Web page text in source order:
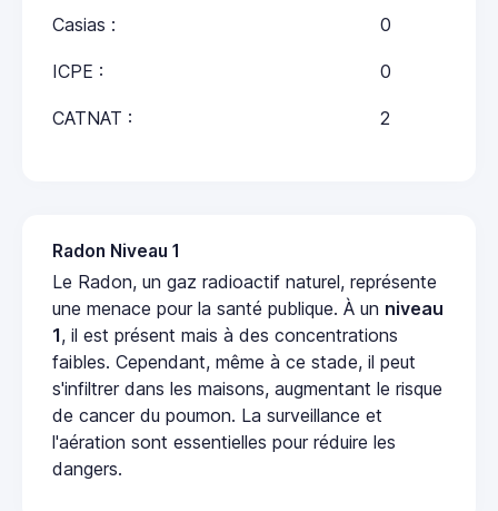
Casias : 0
ICPE : 0
CATNAT : 2
Radon Niveau 1
Le Radon, un gaz radioactif naturel, représente
une menace pour la santé publique. À un niveau
1, il est présent mais à des concentrations
faibles. Cependant, même à ce stade, il peut
s'infiltrer dans les maisons, augmentant le risque
de cancer du poumon. La surveillance et
l'aération sont essentielles pour réduire les
dangers.